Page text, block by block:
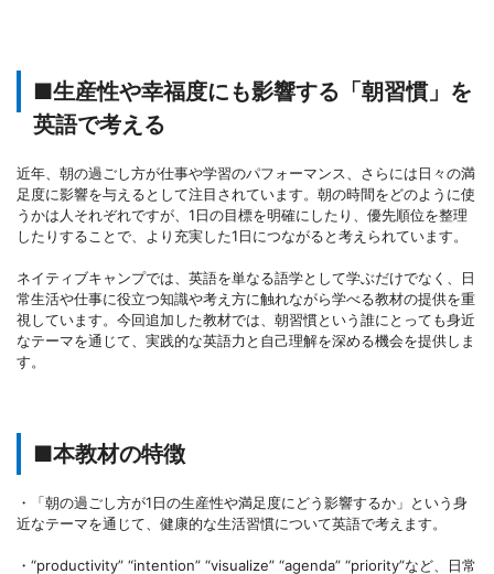
■生産性や幸福度にも影響する「朝習慣」を
英語で考える
近年、朝の過ごし方が仕事や学習のパフォーマンス、さらには日々の満
足度に影響を与えるとして注目されています。朝の時間をどのように使
うかは人それぞれですが、1日の目標を明確にしたり、優先順位を整理
したりすることで、より充実した1日につながると考えられています。
ネイティブキャンプでは、英語を単なる語学として学ぶだけでなく、日
常生活や仕事に役立つ知識や考え方に触れながら学べる教材の提供を重
視しています。今回追加した教材では、朝習慣という誰にとっても身近
なテーマを通じて、実践的な英語力と自己理解を深める機会を提供しま
す。
■本教材の特徴
・「朝の過ごし方が1日の生産性や満足度にどう影響するか」という身
近なテーマを通じて、健康的な生活習慣について英語で考えます。
・“productivity” “intention” “visualize” “agenda” “priority”など、日常